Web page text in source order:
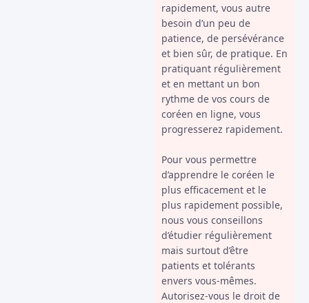
rapidement, vous autre
besoin d’un peu de
patience, de persévérance
et bien sûr, de pratique. En
pratiquant régulièrement
et en mettant un bon
rythme de vos cours de
coréen en ligne, vous
progresserez rapidement.
Pour vous permettre
d’apprendre le coréen le
plus efficacement et le
plus rapidement possible,
nous vous conseillons
d’étudier régulièrement
mais surtout d’être
patients et tolérants
envers vous-mêmes.
Autorisez-vous le droit de